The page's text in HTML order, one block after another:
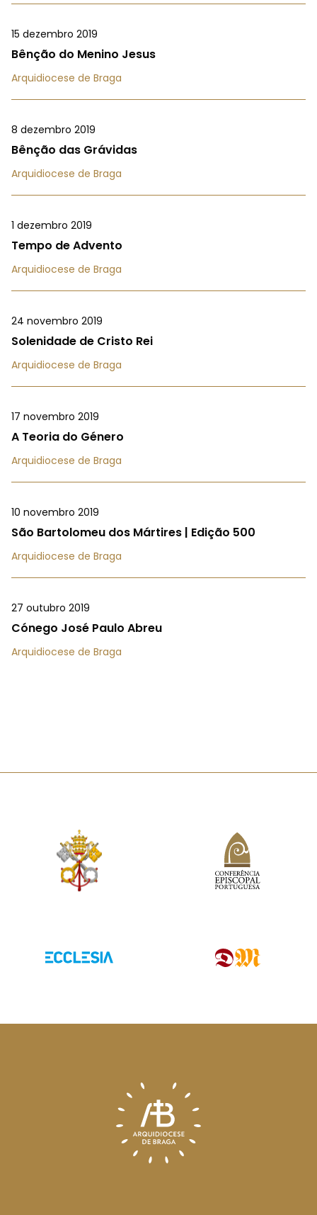
15 dezembro 2019
Bênção do Menino Jesus
Arquidiocese de Braga
8 dezembro 2019
Bênção das Grávidas
Arquidiocese de Braga
1 dezembro 2019
Tempo de Advento
Arquidiocese de Braga
24 novembro 2019
Solenidade de Cristo Rei
Arquidiocese de Braga
17 novembro 2019
A Teoria do Género
Arquidiocese de Braga
10 novembro 2019
São Bartolomeu dos Mártires | Edição 500
Arquidiocese de Braga
27 outubro 2019
Cónego José Paulo Abreu
Arquidiocese de Braga